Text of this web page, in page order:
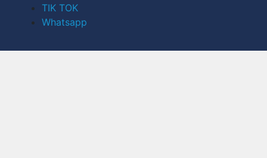
TIK TOK
Whatsapp